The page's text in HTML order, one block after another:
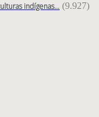
indígenas… (9.927)